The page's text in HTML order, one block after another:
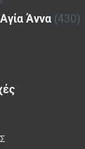
Άννα (430)